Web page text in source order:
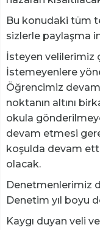
Bu konudaki tüm
sizlerle paylaşma
İsteyen velilerimiz
İstemeyenlere
Öğrencimiz
noktanın altını
okula
devam etmesi
koşulda devam
olacak.
Denetmenlerimiz
Denetim yıl boyu
Kaygı duyan veli